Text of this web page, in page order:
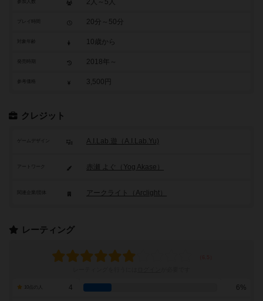
参加人数 2人～5人
20分～50分
10歳から
2018年～
参考価格 3,500円
クレジット
ゲームデザイン A.I.Lab.遊（A.I.Lab.Yu)
アートワーク 赤瀬 よぐ（Yog Akase）
アークライト（Arclight）
レーティング
4 6%